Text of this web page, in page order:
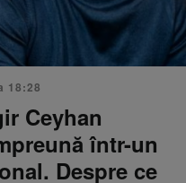
18:28
Ceyhan
într-un
Despre ce